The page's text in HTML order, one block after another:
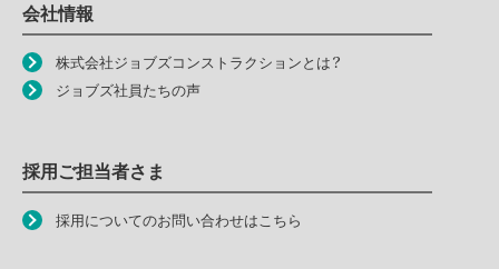
会社情報
株式会社ジョブズコンストラクションとは？
ジョブズ社員たちの声
採用ご担当者さま
採用についてのお問い合わせはこちら